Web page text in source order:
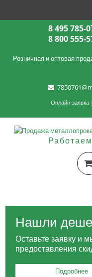
8 495 785-
8 800 555-
Розничная и оптовая
Онлайн-заявка|
Нашли
Оставьте заявку и
предоставления
Подробнее